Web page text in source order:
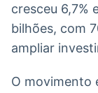
cresceu 6,7%
bilhões, com
ampliar
O movimento